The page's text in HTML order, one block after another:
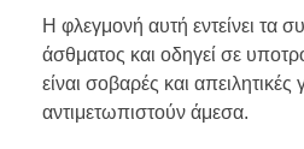
Η φλεγμονή αυτή εντείνει τα
άσθματος και οδηγεί σε
είναι σοβαρές και
αντιμετωπιστούν άμεσα.